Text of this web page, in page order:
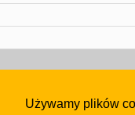
Używamy plików